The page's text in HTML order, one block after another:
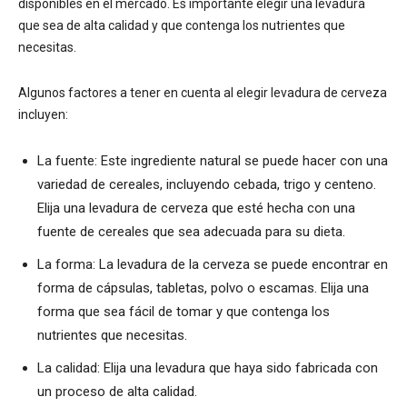
disponibles en el mercado. Es importante elegir una levadura
que sea de alta calidad y que contenga los nutrientes que
necesitas.
Algunos factores a tener en cuenta al elegir levadura de cerveza
incluyen:
La fuente: Este ingrediente natural se puede hacer con una
variedad de cereales, incluyendo cebada, trigo y centeno.
Elija una levadura de cerveza que esté hecha con una
fuente de cereales que sea adecuada para su dieta.
La forma: La levadura de la cerveza se puede encontrar en
forma de cápsulas, tabletas, polvo o escamas. Elija una
forma que sea fácil de tomar y que contenga los
nutrientes que necesitas.
La calidad: Elija una levadura que haya sido fabricada con
un proceso de alta calidad.